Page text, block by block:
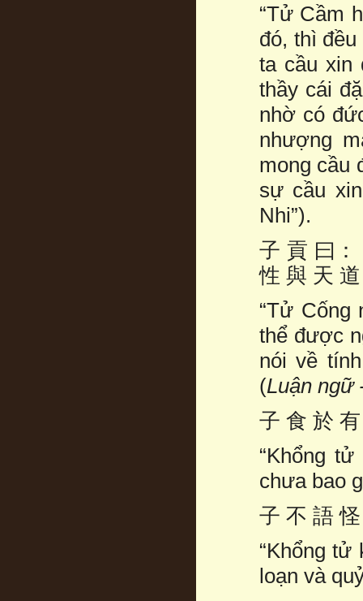
“Tử Cầm
đó, thì
ta cầu xin
thầy cái
nhờ có
nhượng
mong cầu
sự cầu
Nhi”).
子 貢 曰
性 與 天
“Tử Cống
thể được
nói về
(Luận ngữ
子 食 於
“Khổng
chưa bao
子 不 語
“Khổng
loạn và